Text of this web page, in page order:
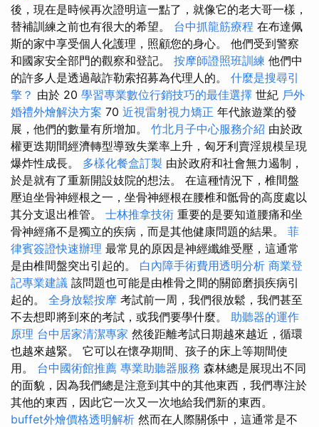
後，現在是時候再次證明這一點了，就像它的老大哥一樣，
替補訓練之前也有很大的希望。 台中抓龍筋療程 在布達佩
斯的家中享受個人化護理，照顧您的身心。 他們受到警察
和國家安全部門的觀察和登記。 按摩師證照班訓練 他們中
的許多人是透過敲詐勒索招募為代理人的。 什麼是搜尋引
擎？ 由於 20 學習專業數位行銷技巧的最佳選擇 世紀 戶外
婚禮外燴解決方案 70 近視雷射視力矯正 年代旅遊業的發
展，他們的數量有所增加。 竹北月子中心服務介紹 由於政
權更迭期間經濟轉型導致失業率上升，匈牙利賣淫規模呈現
爆炸性成長。 多樣化餐盒訂製 由於政府和社會無力遏制，
於是就有了重新開設妓院的想法。 在這種情況下，椎間盤
壓迫坐骨神經根之一，坐骨神經根在腰椎和骶骨的高度處以
其分支退出椎管。 士林推拿技術 重要的是要知道腰痛和坐
骨神經痛不是獨立的疾病，而是其他健康問題的結果。 菲
律賓簽證快速辦理 最常見的原因是神經纖維受壓，這通常
是由椎間盤突出引起的。 白內障手術費用透明分析 商業登
記專業建議 該問題也可能是由椎骨之間的關節磨損疾病引
起的。 全身放鬆按摩 考試前一周，我們很放鬆，我們甚至
不去想即將到來的考試，或我們要學什麼。 助聽器的運作
原理 台中居家清潔專家 然後距離考試日期越來越近，循環
也越來越緊。 它可以在懷孕期間、孩子的床上等期間使
用。 台中國術館推薦 專業助聽器服務 森林總是展現出不同
的面貌，因為我們總是注意到其中的其他東西，我們專注於
其他的東西，因此它一次又一次地給我們新的東西。
buffet外燴價格透明解析 然而在人際關係中，這通常是不